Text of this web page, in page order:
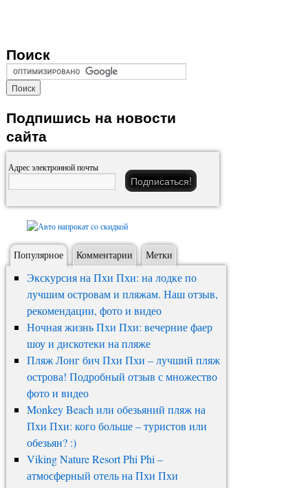
Поиск
Подпишись на новости
сайта
Адрес электронной почты
Популярное Комментарии Метки
Экскурсия на Пхи Пхи: на лодке по
лучшим островам и пляжам. Наш отзыв,
рекомендации, фото и видео
Ночная жизнь Пхи Пхи: вечерние фаер
шоу и дискотеки на пляже
Пляж Лонг бич Пхи Пхи – лучший пляж
острова! Подробный отзыв с множество
фото и видео
Monkey Beach или обезьяний пляж на
Пхи Пхи: кого больше – туристов или
обезьян? :)
Viking Nature Resort Phi Phi –
атмосферный отель на Пхи Пхи